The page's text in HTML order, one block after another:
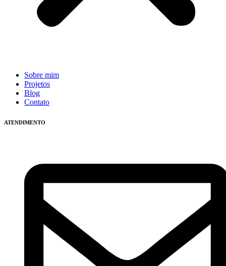
Sobre mim
Projetos
Blog
Contato
ATENDIMENTO